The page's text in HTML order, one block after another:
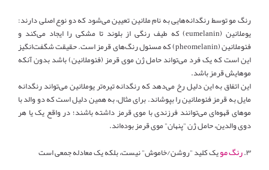
رنگ مو توسط رنگدانه‌هایی به نام ملانین تعیین می‌شود که دو نوع اصلی دارند:
یوملانین (eumelanin) که طیف رنگی از بلوند تا مشکی را ایجاد می‌کند و
فئوملانین (pheomelanin) که مسئول رنگ‌های قرمز است. حقیقت شگفت‌انگیز
این است که یک فرد می‌تواند حامل ژن موی قرمز (فئوملانین) باشد بدون آنکه
موهایش قرمز باشد.
این اتفاق به این دلیل رخ می‌دهد که رنگدانه تیره‌تر یوملانین می‌تواند رنگدانه
مایل به قرمز فئوملانین را بپوشاند. برای مثال، به همین دلیل است که دو والد با
موهای قهوه‌ای می‌توانند فرزندی با موی قرمز داشته باشند؛ در واقع یک یا هر
دوی والدین، حامل ژن "پنهان" موی قرمز بوده‌اند.
۳. رنگ مویک کلید "روشن/خاموش" نیست، بلکه یک معادله جمعی است